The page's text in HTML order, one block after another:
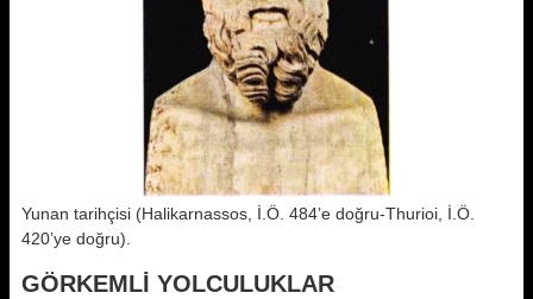
Yunan tarihçisi (Halikarnassos, İ.Ö. 484’e doğru-Thurioi, İ.Ö.
420’ye doğru).
GÖRKEMLİ YOLCULUKLAR